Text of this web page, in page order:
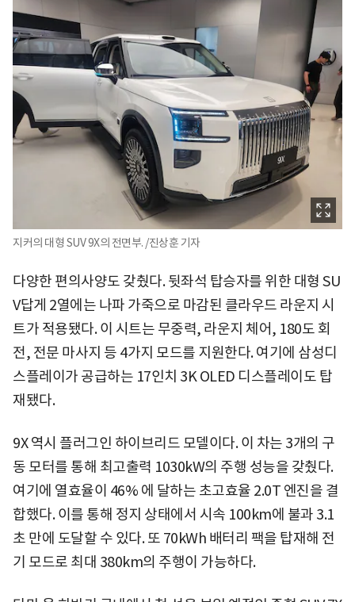
지커의 대형 SUV 9X의 전면부. /진상훈 기자
다양한 편의사양도 갖췄다. 뒷좌석 탑승자를 위한 대형 SU
V답게 2열에는 나파 가죽으로 마감된 클라우드 라운지 시
트가 적용됐다. 이 시트는 무중력, 라운지 체어, 180도 회
전, 전문 마사지 등 4가지 모드를 지원한다. 여기에 삼성디
스플레이가 공급하는 17인치 3K OLED 디스플레이도 탑
재됐다.
9X 역시 플러그인 하이브리드 모델이다. 이 차는 3개의 구
동 모터를 통해 최고출력 1030kW의 주행 성능을 갖췄다.
여기에 열효율이 46% 에 달하는 초고효율 2.0T 엔진을 결
합했다. 이를 통해 정지 상태에서 시속 100km에 불과 3.1
초 만에 도달할 수 있다. 또 70kWh 배터리 팩을 탑재해 전
기 모드로 최대 380km의 주행이 가능하다.